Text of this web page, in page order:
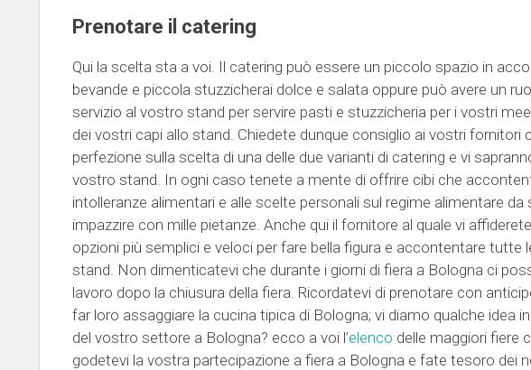
Prenotare il catering
Qui la scelta sta a voi. Il catering può essere un piccolo spazio in
bevande e piccola stuzzicherai dolce e salata oppure può avere un
servizio al vostro stand per servire pasti e stuzzicheria per i vostri
dei vostri capi allo stand. Chiedete dunque consiglio ai vostri fornitori
perfezione sulla scelta di una delle due varianti di catering e vi
vostro stand. In ogni caso tenete a mente di offrire cibi che
intolleranze alimentari e alle scelte personali sul regime alimentare
impazzire con mille pietanze. Anche qui il fornitore al quale vi
opzioni più semplici e veloci per fare bella figura e accontentare tutte
stand. Non dimenticatevi che durante i giorni di fiera a Bologna ci
lavoro dopo la chiusura della fiera. Ricordatevi di prenotare con
far loro assaggiare la cucina tipica di Bologna; vi diamo qualche idea in
del vostro settore a Bologna? ecco a voi l’elenco delle maggiori fiere
godetevi la vostra partecipazione a fiera a Bologna e fate tesoro dei